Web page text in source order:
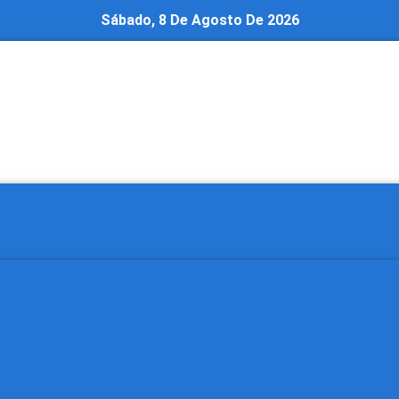
Sábado, 8 De Agosto De 2026